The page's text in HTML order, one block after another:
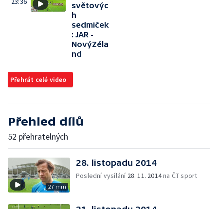
světovýc
h
sedmiček
: JAR -
NovýZéla
nd
Přehrát celé video
Přehled dílů
52 přehratelných
27 min
28. listopadu 2014
Poslední vysílání 28. 11. 2014na ČT sport